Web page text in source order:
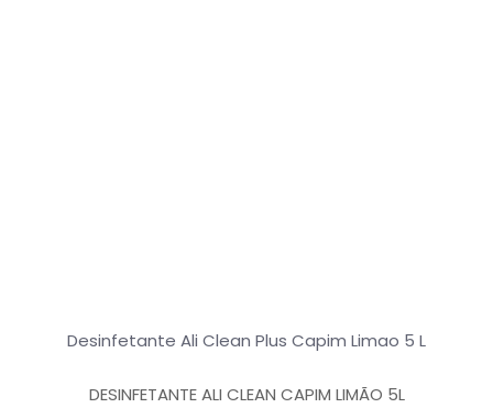
Desinfetante Ali Clean Plus Capim Limao 5 L
DESINFETANTE ALI CLEAN CAPIM LIMÃO 5L